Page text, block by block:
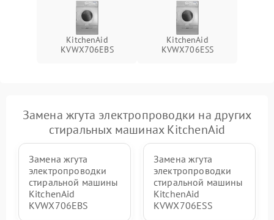
KitchenAid
KVWX706EBS
KitchenAid
KVWX706ESS
Замена жгута электропроводки на других
стиральных машинах KitchenAid
Замена жгута
электропроводки
стиральной машины
KitchenAid
KVWX706EBS
Замена жгута
электропроводки
стиральной машины
KitchenAid
KVWX706ESS